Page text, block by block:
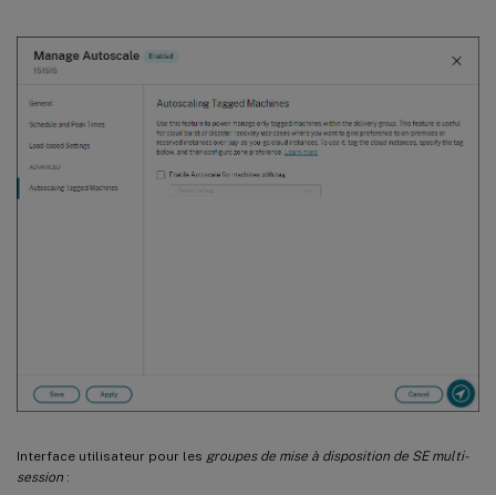
Interface utilisateur pour les groupes de mise à disposition de SE multi-
session :